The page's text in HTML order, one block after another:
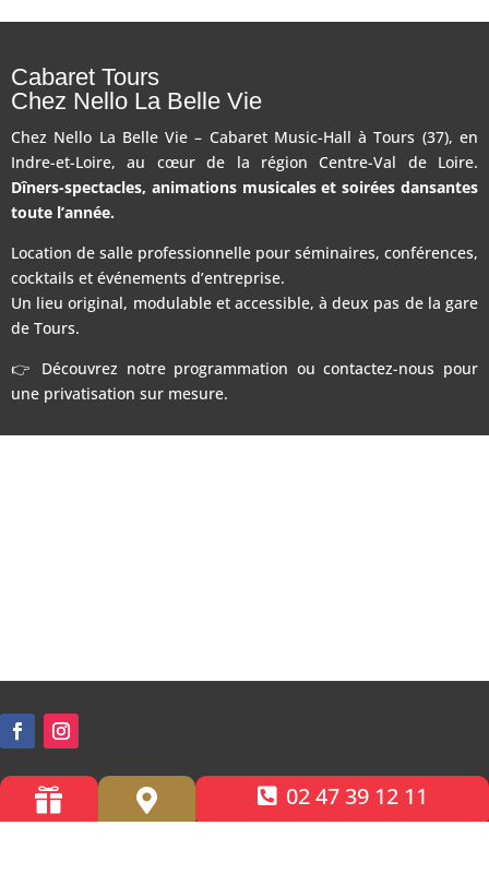
Cabaret Tours
Chez Nello La Belle Vie
Chez Nello La Belle Vie – Cabaret Music-Hall à Tours (37), en
Indre-et-Loire, au cœur de la région Centre-Val de Loire.
Dîners-spectacles, animations musicales et soirées dansantes
toute l’année.
Location de salle professionnelle pour séminaires, conférences,
cocktails et événements d’entreprise.
Un lieu original, modulable et accessible, à deux pas de la gare
de Tours.
👉 Découvrez notre programmation ou contactez-nous pour
une privatisation sur mesure.
Accessibilité PMR
  02 47 39 12 11